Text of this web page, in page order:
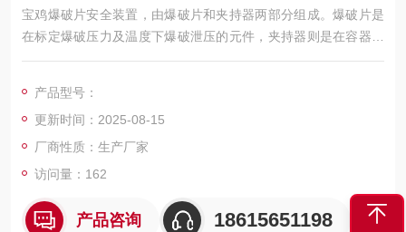
宝鸡爆破片安全装置，由爆破片和夹持器两部分组成。爆破片是
在标定爆破压力及温度下爆破泄压的元件，夹持器则是在容器的
适当部位装接夹持膜片的辅助元件。
产品型号：
更新时间：2025-08-15
厂商性质：生产厂家
访问量：162
产品咨询 18615651198